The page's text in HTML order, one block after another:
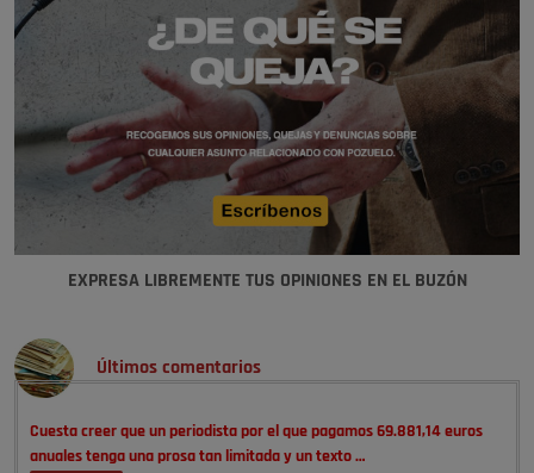
EXPRESA LIBREMENTE TUS OPINIONES EN EL BUZÓN
Últimos comentarios
Cuesta creer que un periodista por el que pagamos 69.881,14 euros
anuales tenga una prosa tan limitada y un texto …